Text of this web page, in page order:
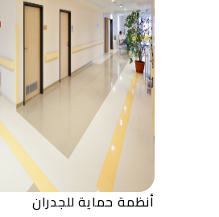
أنظمة حماية للجدران